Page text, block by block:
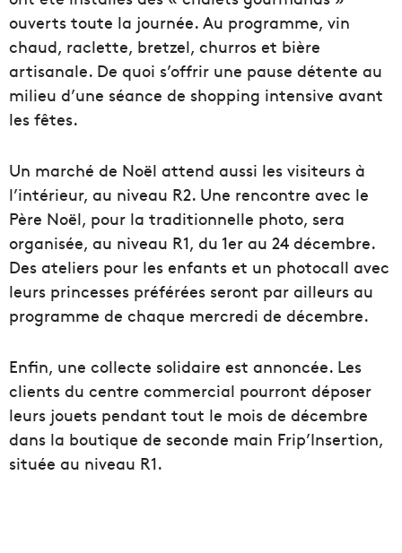
ouverts toute la journée. Au programme, vin
chaud, raclette, bretzel, churros et bière
artisanale. De quoi s’offrir une pause détente au
milieu d’une séance de shopping intensive avant
les fêtes.
Un marché de Noël attend aussi les visiteurs à
l’intérieur, au niveau R2. Une rencontre avec le
Père Noël, pour la traditionnelle photo, sera
organisée, au niveau R1, du 1er au 24 décembre.
Des ateliers pour les enfants et un photocall avec
leurs princesses préférées seront par ailleurs au
programme de chaque mercredi de décembre.
Enfin, une collecte solidaire est annoncée. Les
clients du centre commercial pourront déposer
leurs jouets pendant tout le mois de décembre
dans la boutique de seconde main Frip’Insertion,
située au niveau R1.